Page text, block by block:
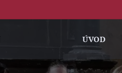
ÚVOD